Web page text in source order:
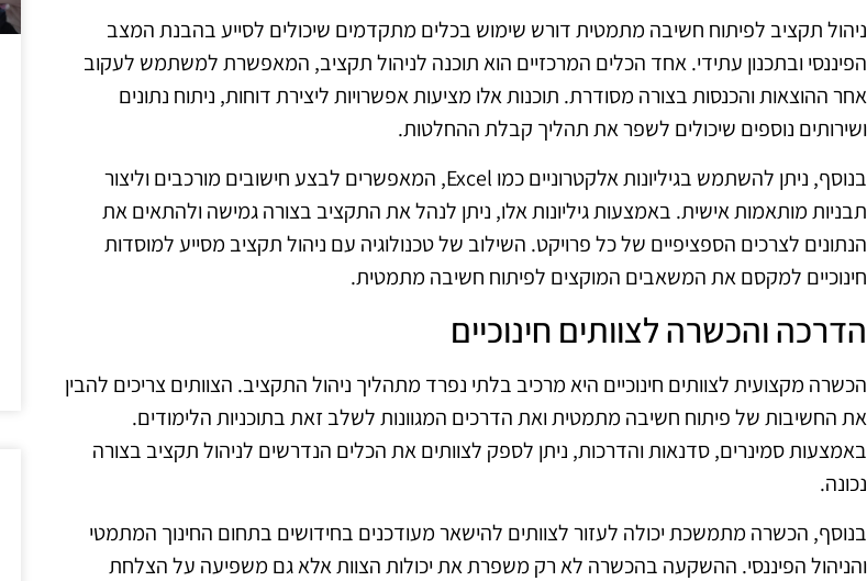
ניהול תקציב לפיתוח חשיבה מתמטית דורש שימוש בכלים מתקדמים שיכולים לסייע בהבנת המצב
הפיננסי ובתכנון עתידי. אחד הכלים המרכזיים הוא תוכנה לניהול תקציב, המאפשרת למשתמש לעקוב
אחר ההוצאות והכנסות בצורה מסודרת. תוכנות אלו מציעות אפשרויות ליצירת דוחות, ניתוח נתונים
ושירותים נוספים שיכולים לשפר את תהליך קבלת ההחלטות.
בנוסף, ניתן להשתמש בגיליונות אלקטרוניים כמו Excel, המאפשרים לבצע חישובים מורכבים וליצור
תבניות מותאמות אישית. באמצעות גיליונות אלו, ניתן לנהל את התקציב בצורה גמישה ולהתאים את
הנתונים לצרכים הספציפיים של כל פרויקט. השילוב של טכנולוגיה עם ניהול תקציב מסייע למוסדות
חינוכיים למקסם את המשאבים המוקצים לפיתוח חשיבה מתמטית.
הדרכה והכשרה לצוותים חינוכיים
הכשרה מקצועית לצוותים חינוכיים היא מרכיב בלתי נפרד מתהליך ניהול התקציב. הצוותים צריכים להבין
את החשיבות של פיתוח חשיבה מתמטית ואת הדרכים המגוונות לשלב זאת בתוכניות הלימודים.
באמצעות סמינרים, סדנאות והדרכות, ניתן לספק לצוותים את הכלים הנדרשים לניהול תקציב בצורה
נכונה.
בנוסף, הכשרה מתמשכת יכולה לעזור לצוותים להישאר מעודכנים בחידושים בתחום החינוך המתמטי
והניהול הפיננסי. ההשקעה בהכשרה לא רק משפרת את יכולות הצוות אלא גם משפיעה על הצלחת